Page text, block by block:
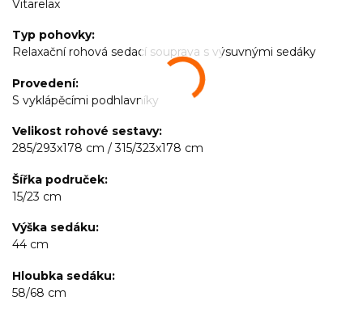
Vitarelax
Typ pohovky
Relaxační rohová sedací souprava s výsuvnými sedáky
Provedení
S vyklápěcími podhlavníky
Velikost rohové sestavy
285/293x178 cm / 315/323x178 cm
Šířka područek
15/23 cm
Výška sedáku
44 cm
Hloubka sedáku
58/68 cm